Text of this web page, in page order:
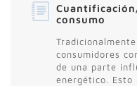
consumo
consumidores
de una parte
energético. Esto